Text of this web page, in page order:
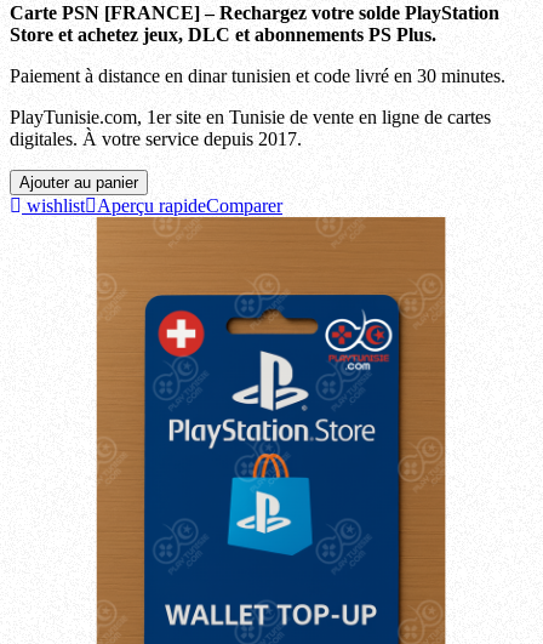
Carte PSN [FRANCE] – Rechargez votre solde PlayStation
Store et achetez jeux, DLC et abonnements PS Plus.
Paiement à distance en dinar tunisien et code livré en 30 minutes.
PlayTunisie.com, 1er site en Tunisie de vente en ligne de cartes
digitales. À votre service depuis 2017.
Ajouter au panier
wishlist Aperçu rapideComparer